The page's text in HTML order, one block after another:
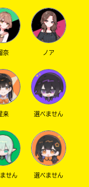
奈 ノア
来 選べません
せん 選べません